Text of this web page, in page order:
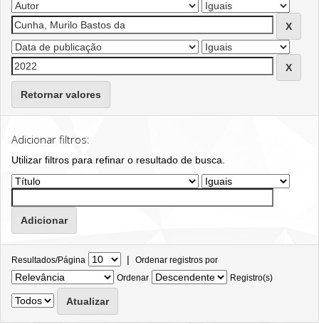
Retornar valores
Adicionar filtros:
Utilizar filtros para refinar o resultado de busca.
Resultados/Página | Ordenar registros por
Ordenar
Registro(s)